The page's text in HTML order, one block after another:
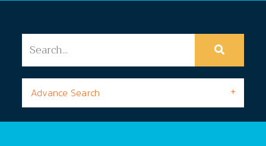
Advance Search